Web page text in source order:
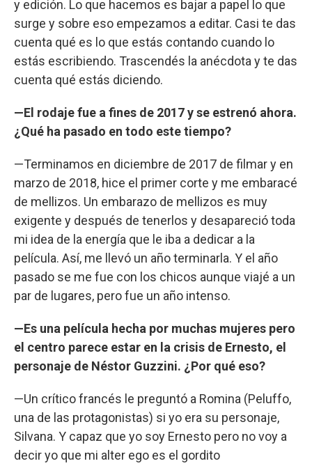
y edición. Lo que hacemos es bajar a papel lo que
surge y sobre eso empezamos a editar. Casi te das
cuenta qué es lo que estás contando cuando lo
estás escribiendo. Trascendés la anécdota y te das
cuenta qué estás diciendo.
—El rodaje fue a fines de 2017 y se estrenó ahora.
¿Qué ha pasado en todo este tiempo?
—Terminamos en diciembre de 2017 de filmar y en
marzo de 2018, hice el primer corte y me embaracé
de mellizos. Un embarazo de mellizos es muy
exigente y después de tenerlos y desapareció toda
mi idea de la energía que le iba a dedicar a la
película. Así, me llevó un año terminarla. Y el año
pasado se me fue con los chicos aunque viajé a un
par de lugares, pero fue un año intenso.
—Es una película hecha por muchas mujeres pero
el centro parece estar en la crisis de Ernesto, el
personaje de Néstor Guzzini. ¿Por qué eso?
—Un crítico francés le preguntó a Romina (Peluffo,
una de las protagonistas) si yo era su personaje,
Silvana. Y capaz que yo soy Ernesto pero no voy a
decir yo que mi alter ego es el gordito